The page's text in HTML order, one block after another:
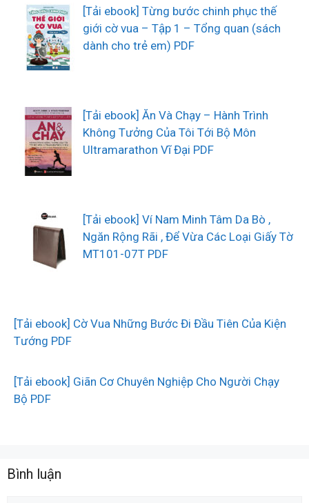
[Tải ebook] Từng bước chinh phục thế
giới cờ vua – Tập 1 – Tổng quan (sách
dành cho trẻ em) PDF
[Tải ebook] Ăn Và Chạy – Hành Trình
Không Tưởng Của Tôi Tới Bộ Môn
Ultramarathon Vĩ Đại PDF
[Tải ebook] Ví Nam Minh Tâm Da Bò ,
Ngăn Rộng Rãi , Để Vừa Các Loại Giấy Tờ
MT101-07T PDF
[Tải ebook] Cờ Vua Những Bước Đi Đầu Tiên Của Kiện
Tướng PDF
[Tải ebook] Giãn Cơ Chuyên Nghiệp Cho Người Chạy
Bộ PDF
Bình luận